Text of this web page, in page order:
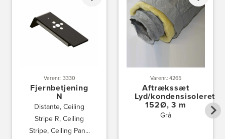
Varenr.: 3330
Fjernbetjening
N
Distante, Ceiling
Stripe R, Ceiling
Stripe, Ceiling Pan...
Varenr.: 4265
Aftrækssæt
Lyd/kondensisoleret
152Ø, 3 m
Grå